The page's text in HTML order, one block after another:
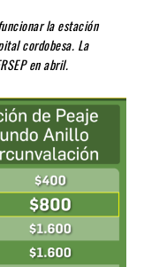
la estación
cordobesa. La
en abril.